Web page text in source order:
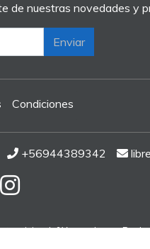
de nuestras novedades y
Enviar
Condiciones
+56944389342
mi tienda? Yo vendo conBsale